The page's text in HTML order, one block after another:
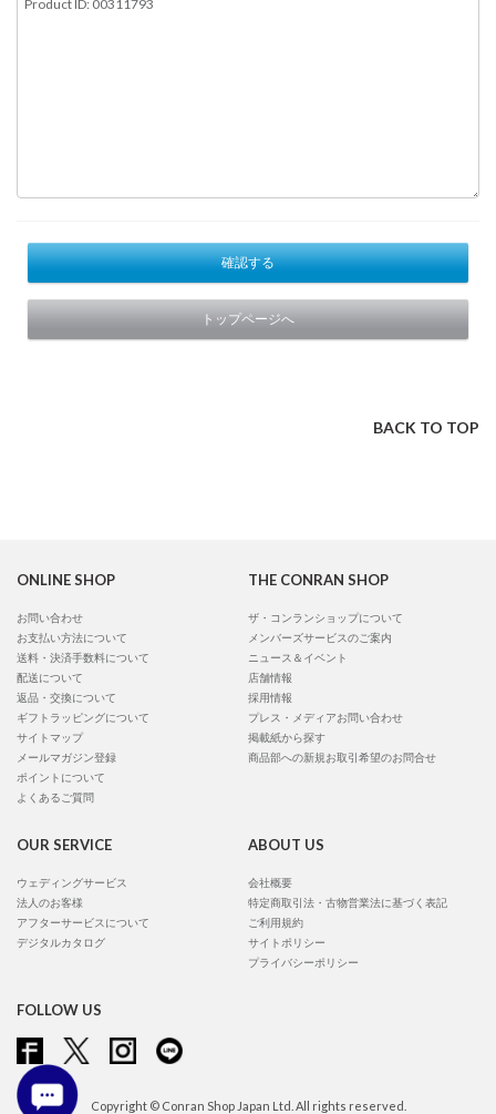
確認する
トップページへ
BACK TO TOP
ONLINE SHOP
お問い合わせ
お支払い方法について
送料・決済手数料について
配送について
返品・交換について
ギフトラッピングについて
サイトマップ
メールマガジン登録
ポイントについて
よくあるご質問
THE CONRAN SHOP
ザ・コンランショップについて
メンバーズサービスのご案内
ニュース＆イベント
店舗情報
採用情報
プレス・メディアお問い合わせ
掲載紙から探す
商品部への新規お取引希望のお問合せ
OUR SERVICE
ウェディングサービス
法人のお客様
アフターサービスについて
デジタルカタログ
ABOUT US
会社概要
特定商取引法・古物営業法に基づく表記
ご利用規約
サイトポリシー
プライバシーポリシー
FOLLOW US
Copyright © Conran Shop Japan Ltd. All rights reserved.